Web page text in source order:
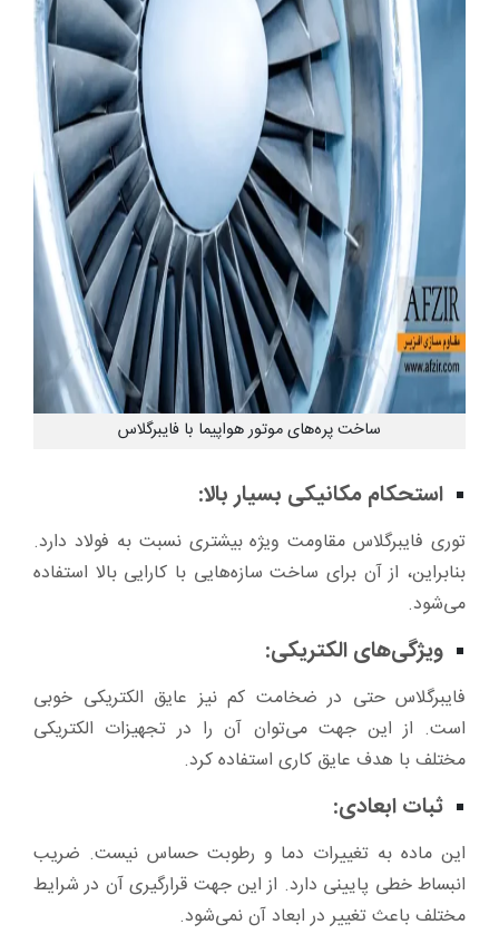
ساخت پره‌های موتور هواپیما با فایبرگلاس
استحکام مکانیکی بسیار بالا:
توری فایبرگلاس مقاومت ویژه بیشتری نسبت به فولاد دارد.
بنابراین، از آن برای ساخت سازه‌هایی با کارایی بالا استفاده
می‌شود.
ویژگی‌های الکتریکی:
فایبرگلاس حتی در ضخامت کم نیز عایق الکتریکی خوبی
است. از این جهت می‌توان آن را در تجهیزات الکتریکی
مختلف با هدف عایق کاری استفاده کرد.
ثبات ابعادی:
این ماده به تغییرات دما و رطوبت حساس نیست. ضریب
انبساط خطی پایینی دارد. از این جهت قرارگیری آن در شرایط
مختلف باعث تغییر در ابعاد آن نمی‌شود.